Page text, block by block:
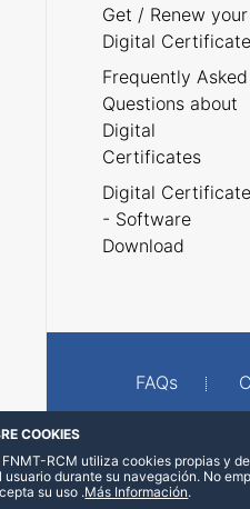
Get / Renew your
Digital Certificate
Frequently Asked
Questions about
Digital
Certificates
Digital Certificate
- Software
Download
FAQs
COOKIES
FNMT-RCM utiliza cookies propias y
durante su navegación. No
su uso .Más Información.